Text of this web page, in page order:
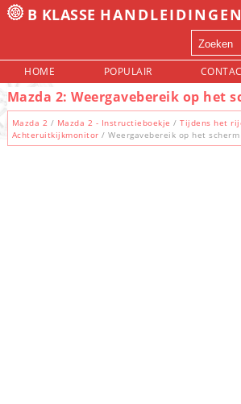
B KLASSE HANDLEIDINGEN
HOME POPULAIR
Mazda 2: Weergavebereik op het
Mazda 2 / Mazda 2 - Instructieboekje /Tijdens het
Achteruitkijkmonitor / Weergavebereik op het scherm